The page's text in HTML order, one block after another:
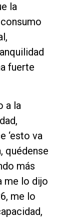
la
fuerte
a la
‘esto va
quédense
más
me lo dijo
me lo